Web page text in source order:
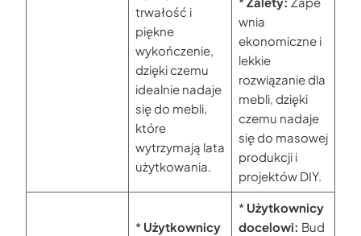
trwałość i
piękne
wykończenie,
dzięki czemu
idealnie nadaje
się do mebli,
które
wytrzymają lata
użytkowania.
wnia
ekonomiczne i
lekkie
rozwiązanie dla
mebli, dzięki
czemu nadaje
się do masowej
produkcji i
projektów DIY.
* Użytkownicy
* Użytkownicy
docelowi: Bud